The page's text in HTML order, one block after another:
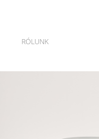
RÓLUNK